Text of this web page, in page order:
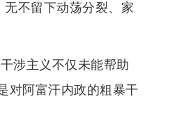
不留下动荡分裂、家
涉主义不仅未能帮助
对阿富汗内政的粗暴干